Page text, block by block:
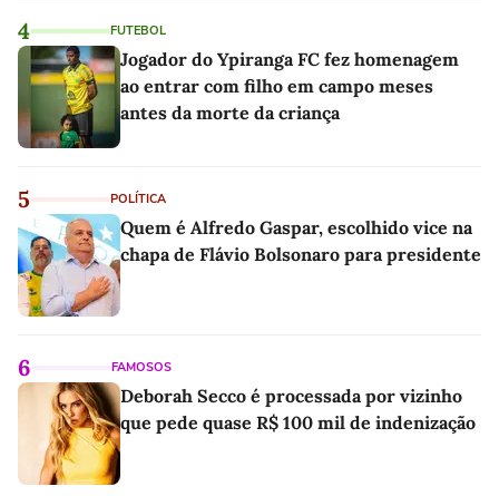
4 FUTEBOL
Jogador do Ypiranga FC fez homenagem
ao entrar com filho em campo meses
antes da morte da criança
5 POLÍTICA
Quem é Alfredo Gaspar, escolhido vice na
chapa de Flávio Bolsonaro para presidente
6 FAMOSOS
Deborah Secco é processada por vizinho
que pede quase R$ 100 mil de indenização